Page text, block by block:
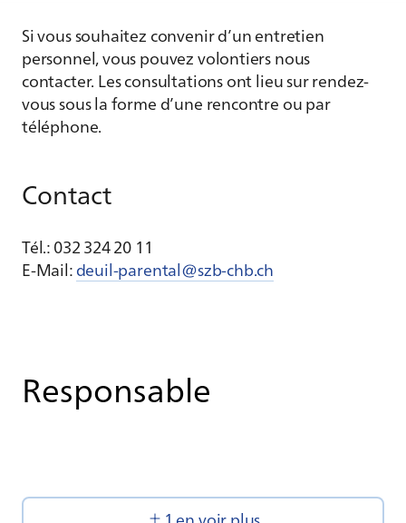
Si vous souhaitez convenir d’un entretien
personnel, vous pouvez volontiers nous
contacter. Les consultations ont lieu sur rendez-
vous sous la forme d’une rencontre ou par
téléphone.
Contact
Tél.: 032 324 20 11
E-Mail: deuil-parental@szb-chb.ch
Responsable